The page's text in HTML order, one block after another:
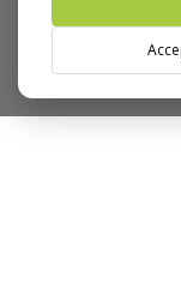
Nu puteti plasa
(United States).